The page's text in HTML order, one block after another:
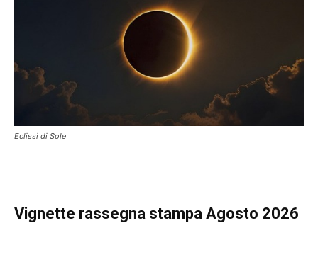
Eclissi di Sole
Vignette rassegna stampa Agosto 2026